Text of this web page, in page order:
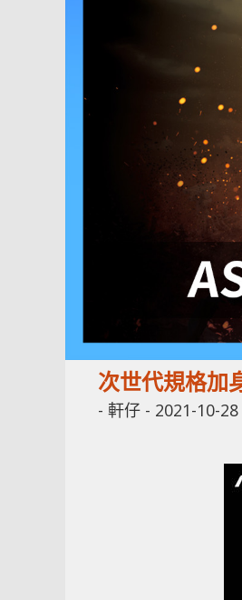
次世代規格加
- 軒仔 - 2021-10-28